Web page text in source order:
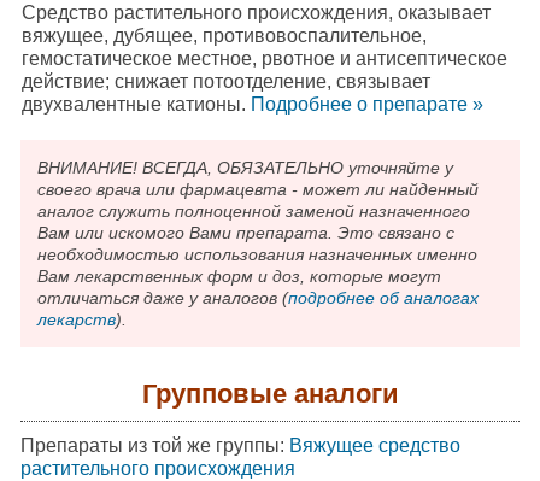
Средство растительного происхождения, оказывает
вяжущее, дубящее, противовоспалительное,
гемостатическое местное, рвотное и антисептическое
действие; снижает потоотделение, связывает
двухвалентные катионы. Подробнee о препарате »
ВНИМАНИЕ! ВСЕГДА, ОБЯЗАТЕЛЬНО уточняйте у
своего врача или фармацевта - может ли найденный
аналог служить полноценной заменой назначенного
Вам или искомого Вами препарата. Это связано с
необходимостью использования назначенных именно
Вам лекарственных форм и доз, которые могут
отличаться даже у аналогов (подробнее об аналогах
лекарств).
Групповые аналоги
Препараты из той же группы: Вяжущее средство
растительного происхождения